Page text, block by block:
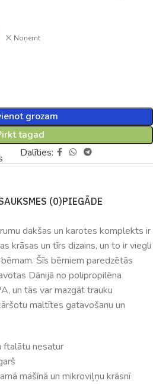
Noņemt
grozam
tagad
Dalīties:
(0)PIEGĀDE
dakšas un karotes komplekts ir
krāsas un tīrs dizains, un to ir viegli
Šīs bērniem paredzētās
Dānijā no polipropilēna
un tās var mazgāt trauku
maltītes gatavošanu un
ftalātu nesatur
mašīnā un mikroviļņu krāsnī